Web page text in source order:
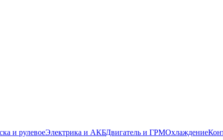
и рулевоеЭлектрика и АКБДвигатель и ГРМОхлаждение